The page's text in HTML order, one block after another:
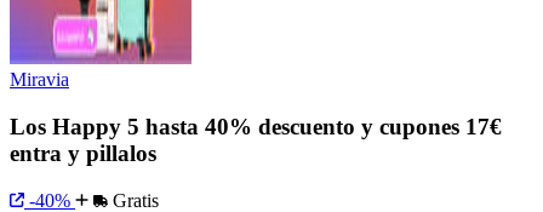
Miravia
Los Happy 5 hasta 40% descuento y cupones 17€
entra y pillalos
-40% Gratis